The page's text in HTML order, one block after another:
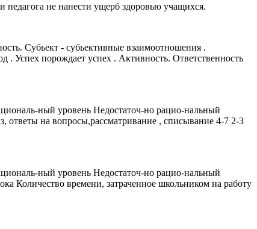
не нанести ущерб здоровью учащихся.
Субьект - субьективные взаимоотношения .
Успех порождает успех . Активность. Ответственность
ный уровень Недостаточ-но рацио-нальный
ответы на вопросы,рассматривание , списывание 4-7 2-3
ный уровень Недостаточ-но рацио-нальный
Количество времени, затраченное школьником на работу